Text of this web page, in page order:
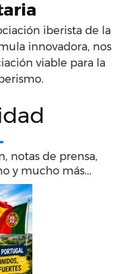
iberista de la
innovadora, nos
viable para la
notas de prensa,
y mucho más...